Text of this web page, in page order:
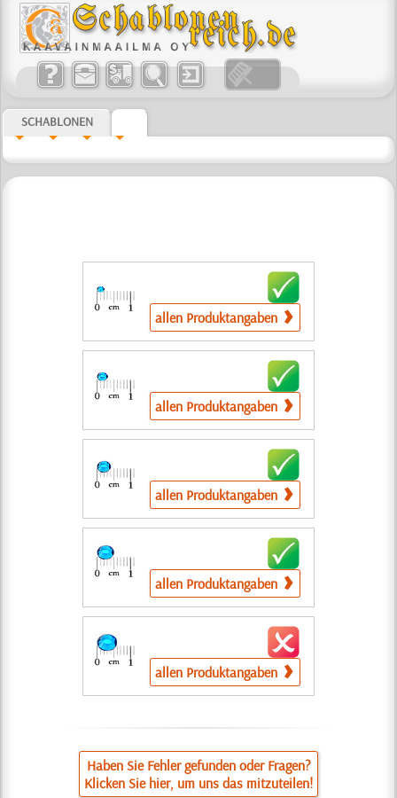
SCHABLONEN
allen Produktangaben
allen Produktangaben
allen Produktangaben
allen Produktangaben
allen Produktangaben
Haben Sie Fehler gefunden oder Fragen?
Klicken Sie hier, um uns das mitzuteilen!